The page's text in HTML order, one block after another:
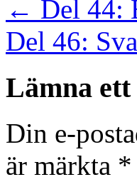
← Del 44:
Del 46:
Lämna ett
Din e-
är märkta *